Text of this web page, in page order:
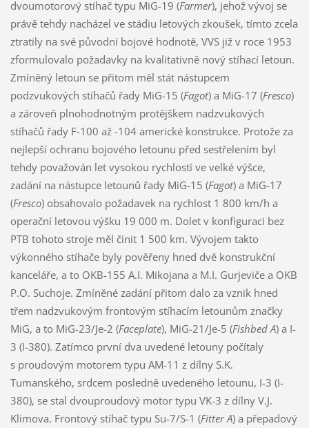
dvoumotorový stíhač typu MiG-19 (Farmer), jehož vývoj se
právě tehdy nacházel ve stádiu letových zkoušek, tímto zcela
ztratily na své původní bojové hodnotě, VVS již v roce 1953
zformulovalo požadavky na kvalitativně nový stíhací letoun.
Zmíněný letoun se přitom měl stát nástupcem
podzvukových stíhačů řady MiG-15 (Fagot) a MiG-17 (Fresco)
a zároveň plnohodnotným protějškem nadzvukových
stíhačů řady F-100 až -104 americké konstrukce. Protože za
nejlepší ochranu bojového letounu před sestřelením byl
tehdy považován let vysokou rychlostí ve velké výšce,
zadání na nástupce letounů řady MiG-15 (Fagot) a MiG-17
(Fresco) obsahovalo požadavek na rychlost 1 800 km/h a
operační letovou výšku 19 000 m. Dolet v konfiguraci bez
PTB tohoto stroje měl činit 1 500 km. Vývojem takto
výkonného stíhače byly pověřeny hned dvě konstrukční
kanceláře, a to OKB-155 A.I. Mikojana a M.I. Gurjeviče a OKB
P.O. Suchoje. Zmíněné zadání přitom dalo za vznik hned
třem nadzvukovým frontovým stíhacím letounům značky
MiG, a to MiG-23/Je-2 (Faceplate), MiG-21/Je-5 (Fishbed A) a I-
3 (I-380). Zatímco první dva uvedené letouny počítaly
s proudovým motorem typu AM-11 z dílny S.K.
Tumanského, srdcem posledně uvedeného letounu, I-3 (I-
380), se stal dvouproudový motor typu VK-3 z dílny V.J.
Klimova. Frontový stíhač typu Su-7/S-1 (Fitter A) a přepadový